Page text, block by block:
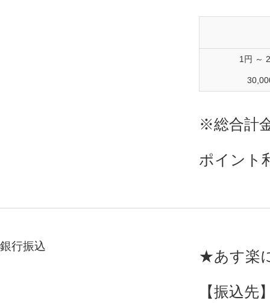
1円 ～
※総合計
ポイント
銀行振込
★あす楽
【振込先